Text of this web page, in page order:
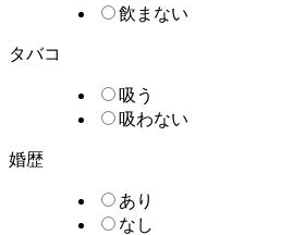
飲まない
タバコ
吸う
吸わない
婚歴
あり
なし